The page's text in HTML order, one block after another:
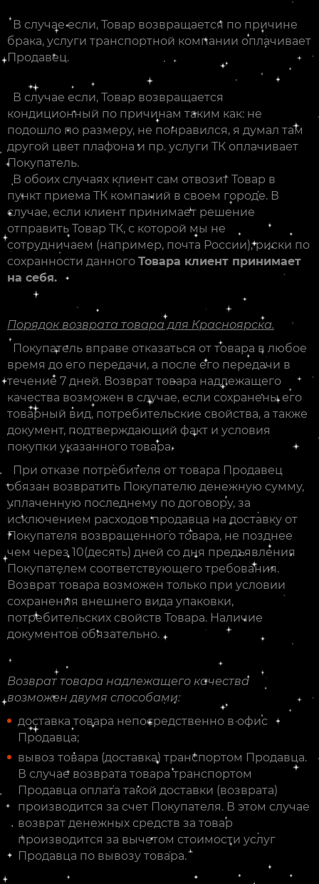
В случае если, Товар возвращается по причине
брака, услуги транспортной компании оплачивает
Продавец.
В случае если, Товар возвращается
кондиционный по причинам таким как: не
подошло по размеру, не понравился, я думал там
другой цвет плафона и пр. услуги ТК оплачивает
Покупатель.
В обоих случаях клиент сам отвозит Товар в
пункт приема ТК компаний в своем городе. В
случае, если клиент принимает решение
отправить Товар ТК, с которой мы не
сотрудничаем (например, почта России), риски по
сохранности данного Товара клиент принимает
на себя.
Порядок возврата товара для Красноярска.
Покупатель вправе отказаться от товара в любое
время до его передачи, а после его передачи в
течение 7 дней. Возврат товара надлежащего
качества возможен в случае, если сохранены его
товарный вид, потребительские свойства, а также
документ, подтверждающий факт и условия
покупки указанного товара.
При отказе потребителя от товара Продавец
обязан возвратить Покупателю денежную сумму,
уплаченную последнему по договору, за
исключением расходов продавца на доставку от
Покупателя возвращенного товара, не позднее
чем через 10(десять) дней со дня предъявления
Покупателем соответствующего требования.
Возврат товара возможен только при условии
сохранения внешнего вида упаковки,
потребительских свойств Товара. Наличие
документов обязательно.
Возврат товара надлежащего качества
возможен двумя способами:
доставка товара непосредственно в офис
Продавца;
вывоз товара (доставка) транспортом Продавца.
В случае возврата товара транспортом
Продавца оплата такой доставки (возврата)
производится за счет Покупателя. В этом случае
возврат денежных средств за товар
производится за вычетом стоимости услуг
Продавца по вывозу товара.